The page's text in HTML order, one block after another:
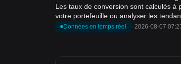
Les taux de conversion sont calculés
votre portefeuille ou analyser les
Données en temps réel · 2026-08-07